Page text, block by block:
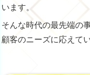
います。
そんな時代の最先端の
顧客のニーズに応えてい